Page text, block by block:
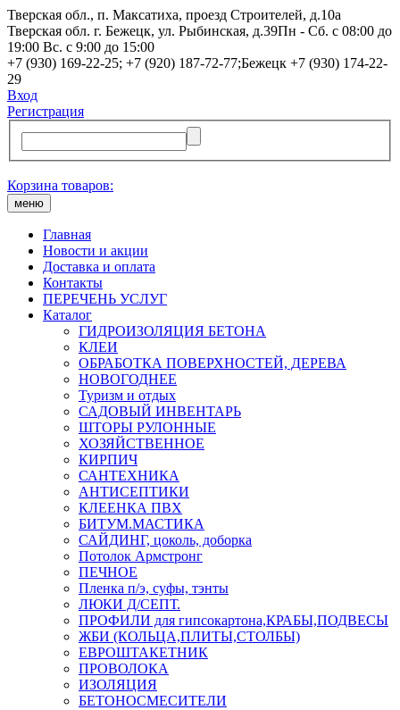
Тверская обл., п. Максатиха, проезд Строителей, д.10а
Тверская обл. г. Бежецк, ул. Рыбинская, д.39Пн - Сб. с 08:00 до
19:00 Вс. с 9:00 до 15:00
+7 (930) 169-22-25; +7 (920) 187-72-77;Бежецк +7 (930) 174-22-
29
Вход
Регистрация
Корзина товаров:
меню
Главная
Новости и акции
Доставка и оплата
Контакты
ПЕРЕЧЕНЬ УСЛУГ
Каталог
ГИДРОИЗОЛЯЦИЯ БЕТОНА
КЛЕИ
ОБРАБОТКА ПОВЕРХНОСТЕЙ, ДЕРЕВА
НОВОГОДНЕЕ
Туризм и отдых
САДОВЫЙ ИНВЕНТАРЬ
ШТОРЫ РУЛОННЫЕ
ХОЗЯЙСТВЕННОЕ
КИРПИЧ
САНТЕХНИКА
АНТИСЕПТИКИ
КЛЕЕНКА ПВХ
БИТУМ.МАСТИКА
САЙДИНГ, цоколь, доборка
Потолок Армстронг
ПЕЧНОЕ
Пленка п/э, суфы, тэнты
ЛЮКИ Д/СЕПТ.
ПРОФИЛИ для гипсокартона,КРАБЫ,ПОДВЕСЫ
ЖБИ (КОЛЬЦА,ПЛИТЫ,СТОЛБЫ)
ЕВРОШТАКЕТНИК
ПРОВОЛОКА
ИЗОЛЯЦИЯ
БЕТОНОСМЕСИТЕЛИ